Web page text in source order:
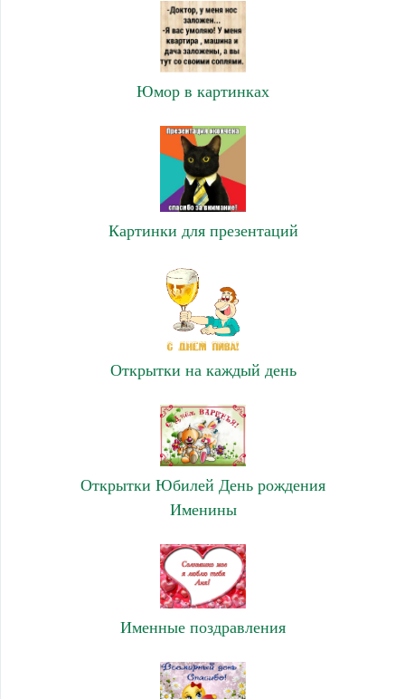
Юмор в картинках
Картинки для презентаций
Открытки на каждый день
Открытки Юбилей День рождения
Именины
Именные поздравления